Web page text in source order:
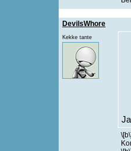
DevilsWhore
Kekke tante